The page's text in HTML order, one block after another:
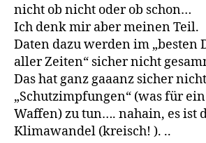
nicht ob nicht oder ob schon…
Ich denk mir aber meinen Teil.
Daten dazu werden im „besten
aller Zeiten“ sicher nicht
Das hat ganz gaaanz sicher
„Schutzimpfungen“ (was für
Waffen) zu tun…. nahain, es ist
Klimawandel (kreisch! ). ..